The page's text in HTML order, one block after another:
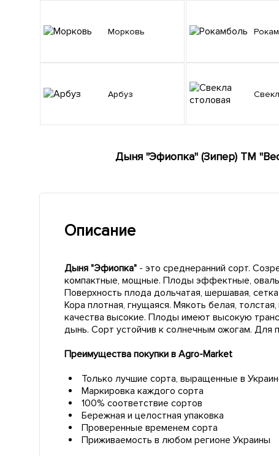
Морковь
Арбуз
Дыня "Эфиопка" (Зипер) ТМ
Описание
Дыня "Эфиопка" - это среднеранний сорт.
компактные, мощные. Плоды эффектные,
Поверхность плода дольчатая, шершавая,
Кора плотная, гнущаяся. Мякоть белая,
качества высокие. Плоды имеют высокую
дынь. Сорт устойчив к солнечным ожогам. Для
Преимущества покупки в Agro-Market
Только лучшие сорта, выращенные в
Маркировка каждого сорта
100% соответствие сортов
Бережная и целостная упаковка
Проверенные временем сорта
Приживаемость в любом регионе Украины